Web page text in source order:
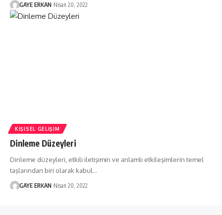
GAYE ERKAN Nisan 20, 2022
KIŞISEL GELIŞIM
Dinleme Düzeyleri
Dinleme düzeyleri, etkili iletişimin ve anlamlı etkileşimlerin temel
taşlarından biri olarak kabul…
GAYE ERKAN Nisan 20, 2022